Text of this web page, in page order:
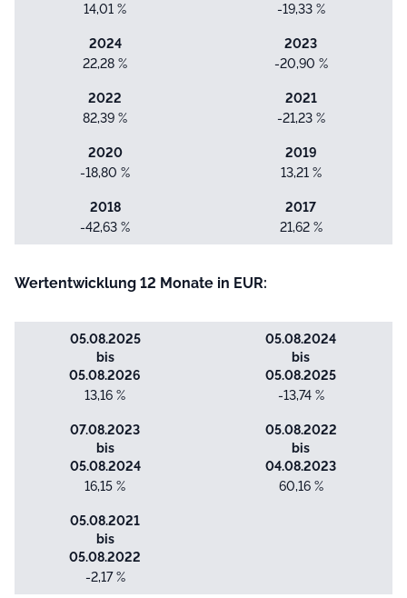
14,01 %
-19,33 %
2024
22,28 %
2023
-20,90 %
2022
82,39 %
2021
-21,23 %
2020
-18,80 %
2019
13,21 %
2018
-42,63 %
2017
21,62 %
Wertentwicklung 12 Monate in EUR:
05.08.2025
bis
05.08.2026
13,16 %
05.08.2024
bis
05.08.2025
-13,74 %
07.08.2023
bis
05.08.2024
16,15 %
05.08.2022
bis
04.08.2023
60,16 %
05.08.2021
bis
05.08.2022
-2,17 %